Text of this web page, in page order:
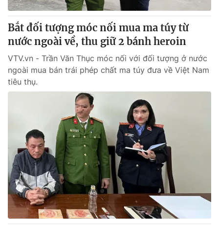
Bắt đối tượng móc nối mua ma túy từ
nước ngoài về, thu giữ 2 bánh heroin
VTV.vn - Trần Văn Thục móc nối với đối tượng ở nước
ngoài mua bán trái phép chất ma túy đưa về Việt Nam
tiêu thụ.